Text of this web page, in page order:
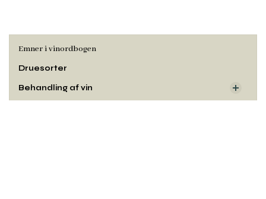
Emner i vinordbogen
Druesorter
Behandling af vin